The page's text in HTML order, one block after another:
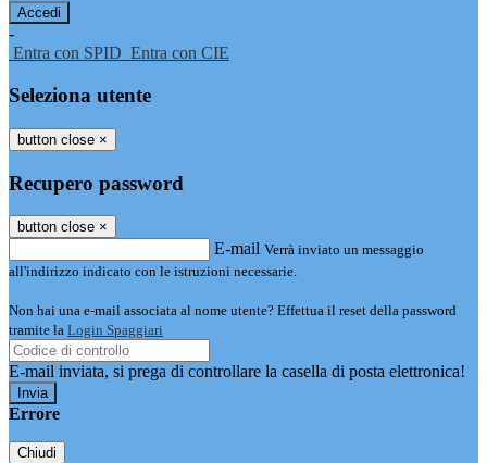
-
Entra con SPID Entra con CIE
Seleziona utente
button close ×
Recupero password
button close ×
E-mail Verrà inviato un messaggio
all'indirizzo indicato con le istruzioni necessarie.
Non hai una e-mail associata al nome utente? Effettua il reset della password
tramite la Login Spaggiari
E-mail inviata, si prega di controllare la casella di posta elettronica!
Errore
Chiudi